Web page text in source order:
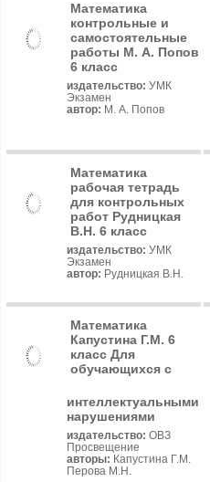
Математика
контрольные и
самостоятельные
работы М. А. Попов
6 класс
издательство: УМК
Экзамен
автор: М. А. Попов
Математика
рабочая тетрадь
для контрольных
работ Рудницкая
В.Н. 6 класс
издательство: УМК
Экзамен
автор: Рудницкая В.Н.
Математика
Капустина Г.М. 6
класс Для
обучающихся с
интеллектуальными
нарушениями
издательство: ОВЗ
Просвещение
авторы: Капустина Г.М.
Перова М.Н.